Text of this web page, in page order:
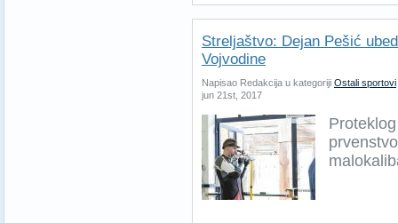
Streljaštvo: Dejan Pešić
Vojvodine
Napisao Redakcija u kategoriji Ostali sportovi
jun 21st, 2017